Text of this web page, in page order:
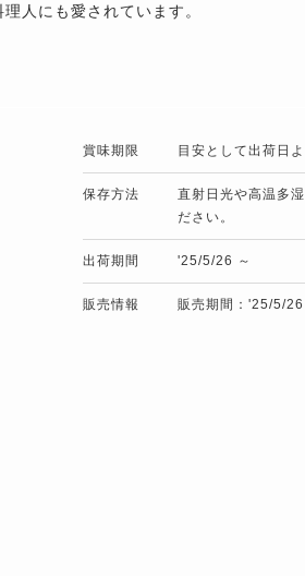
人にも愛されています。
賞味期限 目安として出荷日
保存方法
直射日光や高温多
ださい。
出荷期間 '25/5/26 ～
販売情報 販売期間：'25/5/